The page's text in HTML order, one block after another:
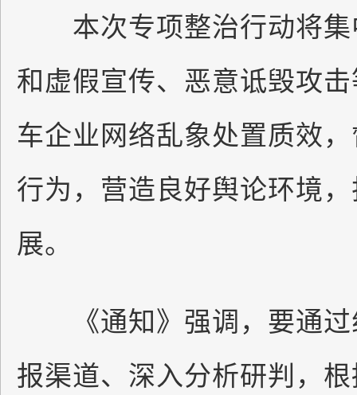
本次专项整治行动将集
和虚假宣传、恶意诋毁攻
车企业网络乱象处置质效
行为，营造良好舆论环境
展。
《通知》强调，要通过
报渠道、深入分析研判，